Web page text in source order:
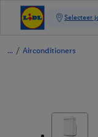
/ Airconditioners